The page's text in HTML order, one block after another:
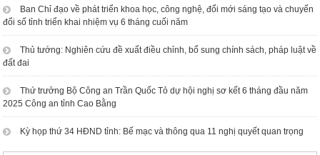
Ban Chỉ đạo về phát triển khoa học, công nghệ, đổi mới sáng tạo và chuyển
đổi số tỉnh triển khai nhiệm vụ 6 tháng cuối năm
Thủ tướng: Nghiên cứu đề xuất điều chỉnh, bổ sung chính sách, pháp luật về
đất đai
Thứ trưởng Bộ Công an Trần Quốc Tỏ dự hội nghị sơ kết 6 tháng đầu năm
2025 Công an tỉnh Cao Bằng
Kỳ họp thứ 34 HĐND tỉnh: Bế mạc và thông qua 11 nghị quyết quan trọng